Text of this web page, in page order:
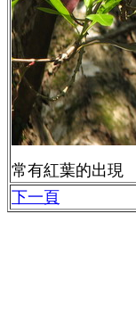
常有紅葉的出現
下一頁